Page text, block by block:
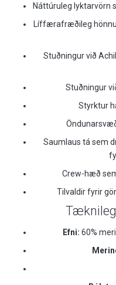
Náttúruleg lyktarvörn
Líffærafræðileg
Stuðningur við
Stuðningur
Styrktur
Saumlaus tá sem
Crew-hæð
Tilvaldir fyrir
Efni: 60%